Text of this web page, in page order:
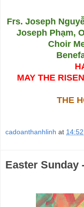
Frs. Joseph
Joseph Phạm,
Choir
MAY THE
THE
cadoanthanhlinh at 14:52
Easter Sunday